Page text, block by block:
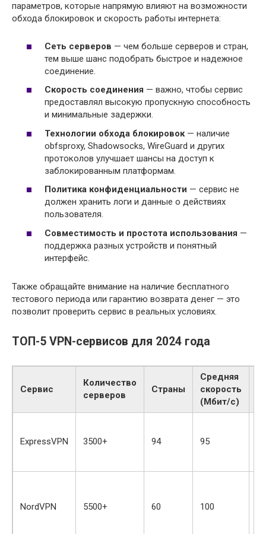
параметров, которые напрямую влияют на возможности
обхода блокировок и скорость работы интернета:
Сеть серверов — чем больше серверов и стран,
тем выше шанс подобрать быстрое и надежное
соединение.
Скорость соединения — важно, чтобы сервис
предоставлял высокую пропускную способность
и минимальные задержки.
Технологии обхода блокировок — наличие
obfsproxy, Shadowsocks, WireGuard и других
протоколов улучшает шансы на доступ к
заблокированным платформам.
Политика конфиденциальности — сервис не
должен хранить логи и данные о действиях
пользователя.
Совместимость и простота использования —
поддержка разных устройств и понятный
интерфейс.
Также обращайте внимание на наличие бесплатного
тестового периода или гарантию возврата денег — это
позволит проверить сервис в реальных условиях.
ТОП-5 VPN-сервисов для 2024 года
Сервис
Количество
серверов
Страны
Средняя
скорость
(Мбит/с)
ExpressVPN 3500+ 94 95
NordVPN 5500+ 60 100